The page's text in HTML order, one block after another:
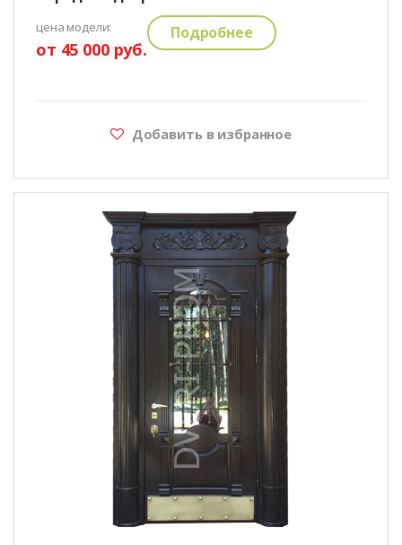
цена модели:
от 45 000 руб.
Подробнее
Добавить в избранное